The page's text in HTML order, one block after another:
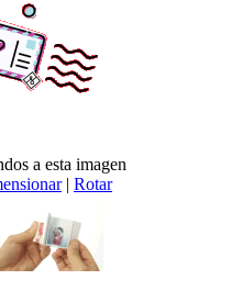
a esta imagen
| Rotar